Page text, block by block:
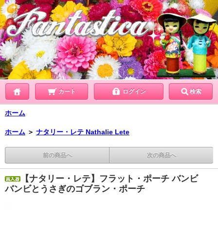
カート ログイン 検索
ホーム
ホーム ＞ ナタリー・レテ Nathalie Lete
前の商品へ 次の商品へ
【ナタリー・レテ】フラット・ポーチ バンビ
バンビとうさぎのゴブラン・ポーチ